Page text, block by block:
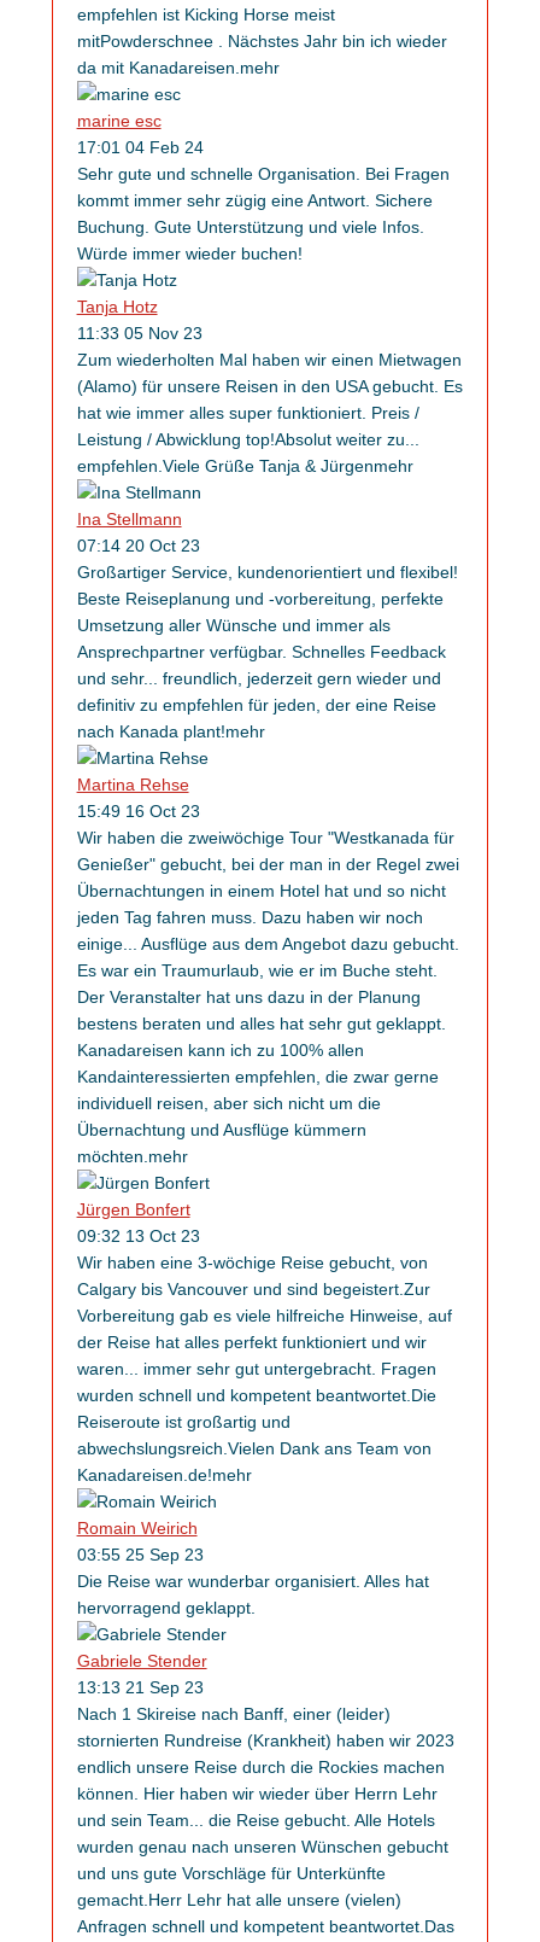
empfehlen ist Kicking Horse meist
mitPowderschnee . Nächstes Jahr bin ich wieder
da mit Kanadareisen.mehr
marine esc
17:01 04 Feb 24
Sehr gute und schnelle Organisation. Bei Fragen
kommt immer sehr zügig eine Antwort. Sichere
Buchung. Gute Unterstützung und viele Infos.
Würde immer wieder buchen!
Tanja Hotz
11:33 05 Nov 23
Zum wiederholten Mal haben wir einen Mietwagen
(Alamo) für unsere Reisen in den USA gebucht. Es
hat wie immer alles super funktioniert. Preis /
Leistung / Abwicklung top!Absolut weiter zu...
empfehlen.Viele Grüße Tanja & Jürgenmehr
Ina Stellmann
07:14 20 Oct 23
Großartiger Service, kundenorientiert und flexibel!
Beste Reiseplanung und -vorbereitung, perfekte
Umsetzung aller Wünsche und immer als
Ansprechpartner verfügbar. Schnelles Feedback
und sehr... freundlich, jederzeit gern wieder und
definitiv zu empfehlen für jeden, der eine Reise
nach Kanada plant!mehr
Martina Rehse
15:49 16 Oct 23
Wir haben die zweiwöchige Tour "Westkanada für
Genießer" gebucht, bei der man in der Regel zwei
Übernachtungen in einem Hotel hat und so nicht
jeden Tag fahren muss. Dazu haben wir noch
einige... Ausflüge aus dem Angebot dazu gebucht.
Es war ein Traumurlaub, wie er im Buche steht.
Der Veranstalter hat uns dazu in der Planung
bestens beraten und alles hat sehr gut geklappt.
Kanadareisen kann ich zu 100% allen
Kandainteressierten empfehlen, die zwar gerne
individuell reisen, aber sich nicht um die
Übernachtung und Ausflüge kümmern
möchten.mehr
Jürgen Bonfert
09:32 13 Oct 23
Wir haben eine 3-wöchige Reise gebucht, von
Calgary bis Vancouver und sind begeistert.Zur
Vorbereitung gab es viele hilfreiche Hinweise, auf
der Reise hat alles perfekt funktioniert und wir
waren... immer sehr gut untergebracht. Fragen
wurden schnell und kompetent beantwortet.Die
Reiseroute ist großartig und
abwechslungsreich.Vielen Dank ans Team von
Kanadareisen.de!mehr
Romain Weirich
03:55 25 Sep 23
Die Reise war wunderbar organisiert. Alles hat
hervorragend geklappt.
Gabriele Stender
13:13 21 Sep 23
Nach 1 Skireise nach Banff, einer (leider)
stornierten Rundreise (Krankheit) haben wir 2023
endlich unsere Reise durch die Rockies machen
können. Hier haben wir wieder über Herrn Lehr
und sein Team... die Reise gebucht. Alle Hotels
wurden genau nach unseren Wünschen gebucht
und uns gute Vorschläge für Unterkünfte
gemacht.Herr Lehr hat alle unsere (vielen)
Anfragen schnell und kompetent beantwortet.Das